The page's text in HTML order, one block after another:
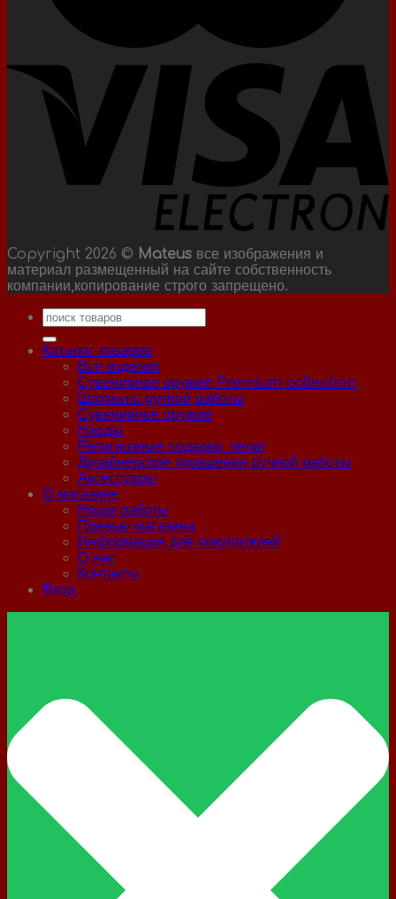
Copyright 2026 © Mateus все изображения и
материал размещенный на сайте собственность
компании,копирование строго запрещено.
Искать:
Каталог товаров
Все изделия
Сувенирное оружие Premium collection
Шахматы ручной работы
Сувенирное оружие
Нарды
Религиозные подарки, четки
Дизайнерские украшения ручной работы
Аксессуары
О магазине
Наши работы
Превью магазина
Информация для покупателей
О нас
Контакты
Вход